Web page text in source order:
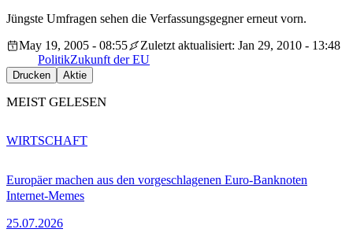
Jüngste Umfragen sehen die Verfassungsgegner erneut vorn.
May 19, 2005 - 08:55
Zuletzt aktualisiert: Jan 29, 2010 - 13:48
PolitikZukunft der EU
Drucken Aktie
MEIST GELESEN
Europäer machen aus den vorgeschlagenen Euro-Banknoten
Internet-Memes
25.07.2026
WIRTSCHAFT